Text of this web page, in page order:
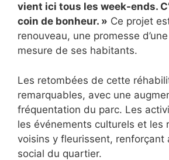
vient ici tous les week-ends.
coin de bonheur. » Ce projet
renouveau, une promesse
mesure de ses habitants.
Les retombées de cette
remarquables, avec une
fréquentation du parc. Les
les événements culturels et les
voisins y fleurissent, renforçant
social du quartier.